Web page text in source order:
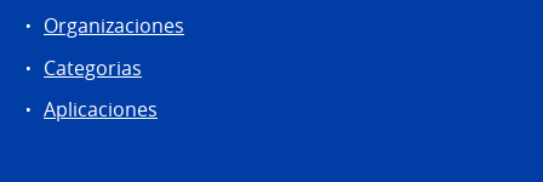
Organizaciones
Categorias
Aplicaciones